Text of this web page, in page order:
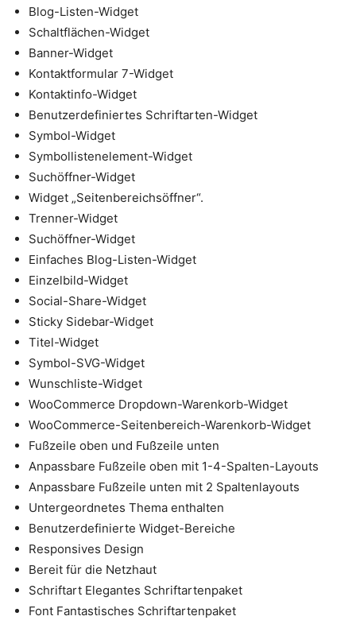
Blog-Listen-Widget
Schaltflächen-Widget
Banner-Widget
Kontaktformular 7-Widget
Kontaktinfo-Widget
Benutzerdefiniertes Schriftarten-Widget
Symbol-Widget
Symbollistenelement-Widget
Suchöffner-Widget
Widget „Seitenbereichsöffner“.
Trenner-Widget
Suchöffner-Widget
Einfaches Blog-Listen-Widget
Einzelbild-Widget
Social-Share-Widget
Sticky Sidebar-Widget
Titel-Widget
Symbol-SVG-Widget
Wunschliste-Widget
WooCommerce Dropdown-Warenkorb-Widget
WooCommerce-Seitenbereich-Warenkorb-Widget
Fußzeile oben und Fußzeile unten
Anpassbare Fußzeile oben mit 1-4-Spalten-Layouts
Anpassbare Fußzeile unten mit 2 Spaltenlayouts
Untergeordnetes Thema enthalten
Benutzerdefinierte Widget-Bereiche
Responsives Design
Bereit für die Netzhaut
Schriftart Elegantes Schriftartenpaket
Font Fantastisches Schriftartenpaket